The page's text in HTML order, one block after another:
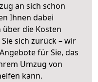
an sich schon
Ihnen dabei
über die Kosten
sich zurück – wir
für Sie, das
Umzug von
kann.